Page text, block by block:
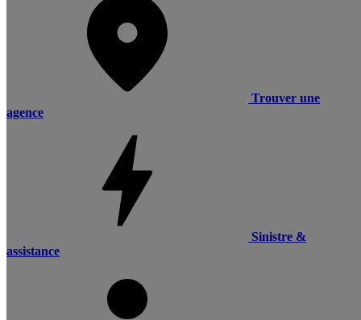
Trouver une
agence
Sinistre &
assistance